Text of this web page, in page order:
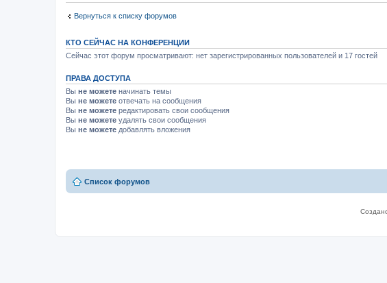
Вернуться к списку форумов
КТО СЕЙЧАС НА КОНФЕРЕНЦИИ
Сейчас этот форум просматривают: нет зарегистрированных пользователей и 17 гостей
ПРАВА ДОСТУПА
Вы не можете начинать темы
Вы не можете отвечать на сообщения
Вы не можете редактировать свои сообщения
Вы не можете удалять свои сообщения
Вы не можете добавлять вложения
Список форумов